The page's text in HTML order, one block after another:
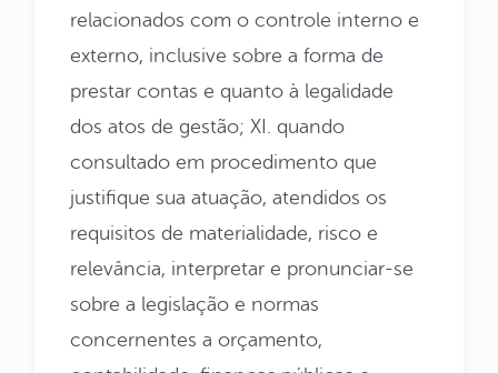
relacionados com o controle interno e
externo, inclusive sobre a forma de
prestar contas e quanto à legalidade
dos atos de gestão; XI. quando
consultado em procedimento que
justifique sua atuação, atendidos os
requisitos de materialidade, risco e
relevância, interpretar e pronunciar-se
sobre a legislação e normas
concernentes a orçamento,